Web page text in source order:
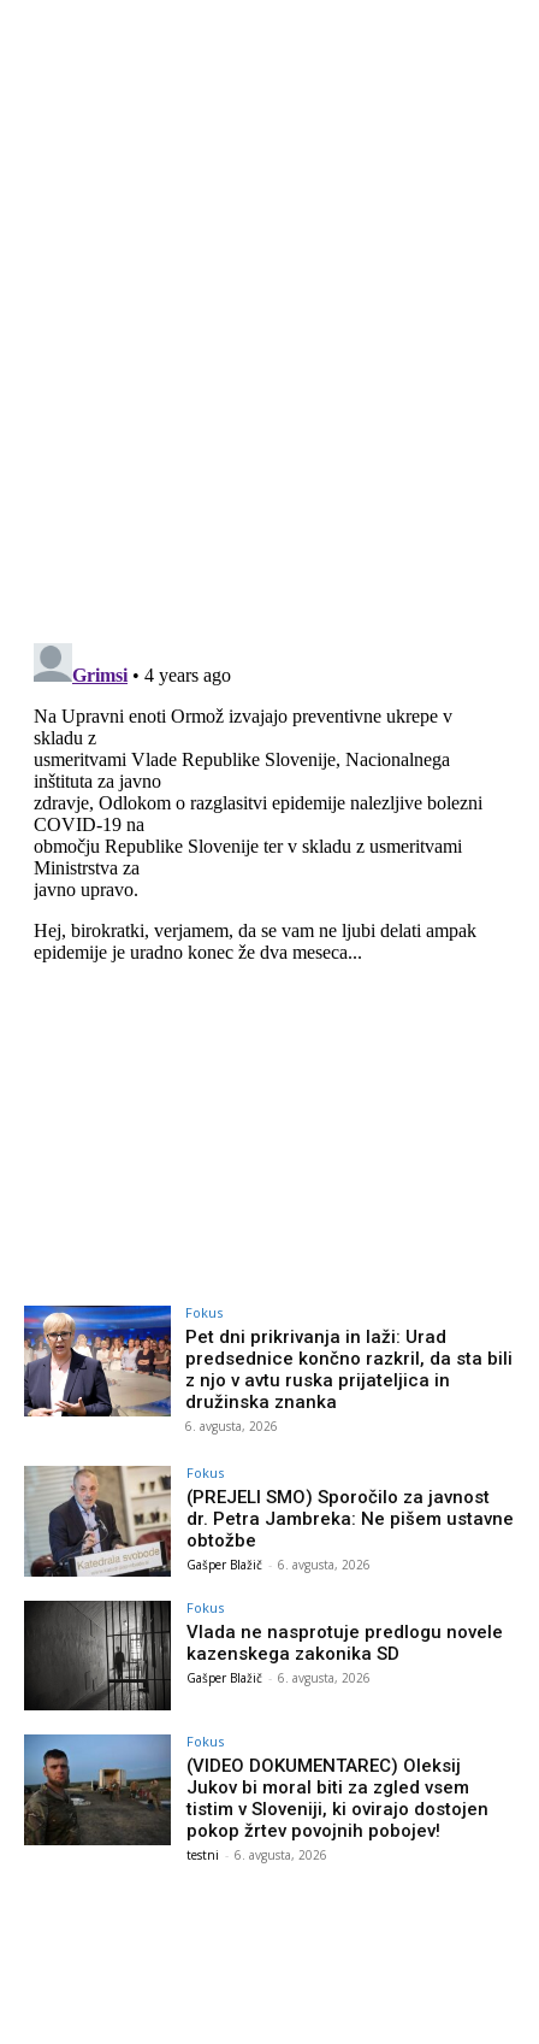
Fokus
Pet dni prikrivanja in laži: Urad
predsednice končno razkril, da sta bili
z njo v avtu ruska prijateljica in
družinska znanka
6. avgusta, 2026
Fokus
(PREJELI SMO) Sporočilo za javnost
dr. Petra Jambreka: Ne pišem ustavne
obtožbe
Gašper Blažič - 6. avgusta, 2026
Fokus
Vlada ne nasprotuje predlogu novele
kazenskega zakonika SD
Gašper Blažič - 6. avgusta, 2026
Fokus
(VIDEO DOKUMENTAREC) Oleksij
Jukov bi moral biti za zgled vsem
tistim v Sloveniji, ki ovirajo dostojen
pokop žrtev povojnih pobojev!
testni - 6. avgusta, 2026